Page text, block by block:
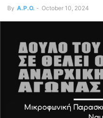
By A.P.O. - October 10, 2024